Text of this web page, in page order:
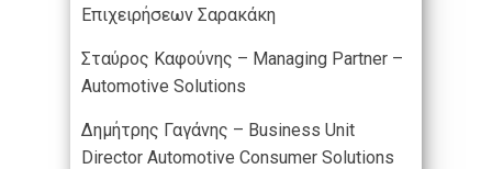
Επιχειρήσεων Σαρακάκη
Σταύρος Καφούνης – Managing Partner –
Automotive Solutions
Δημήτρης Γαγάνης – Business Unit
Director Automotive Consumer Solutions